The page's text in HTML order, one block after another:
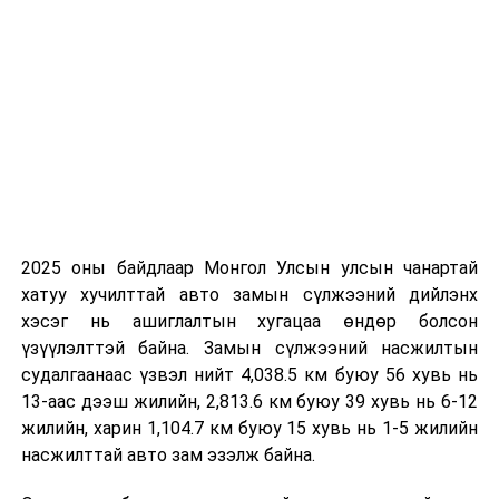
2025 оны тавдугаар сарын 13-наас 17-ныг хүртэлх
цаг агаарын урьдчилсан төлөв
Тавдугаар сарын 13-нд баруун болон говийн
аймгуудын нутгийн зарим газар, төв болон зүүн
аймгуудын ихэнх нутгаар,14-нд баруун болон зүүн
аймгуудын нутгийн хойд хэсэг, төвийн аймгуудын
нутгийн зарим газраар, 15-нд баруун аймгуудын
2025 оны байдлаар Монгол Улсын улсын чанартай
хатуу хучилттай авто замын сүлжээний дийлэнх
хэсэг нь ашиглалтын хугацаа өндөр болсон
үзүүлэлттэй байна. Замын сүлжээний насжилтын
судалгаанаас үзвэл нийт 4,038.5 км буюу 56 хувь нь
13-аас дээш жилийн, 2,813.6 км буюу 39 хувь нь 6-12
жилийн, харин 1,104.7 км буюу 15 хувь нь 1-5 жилийн
насжилттай авто зам эзэлж байна.